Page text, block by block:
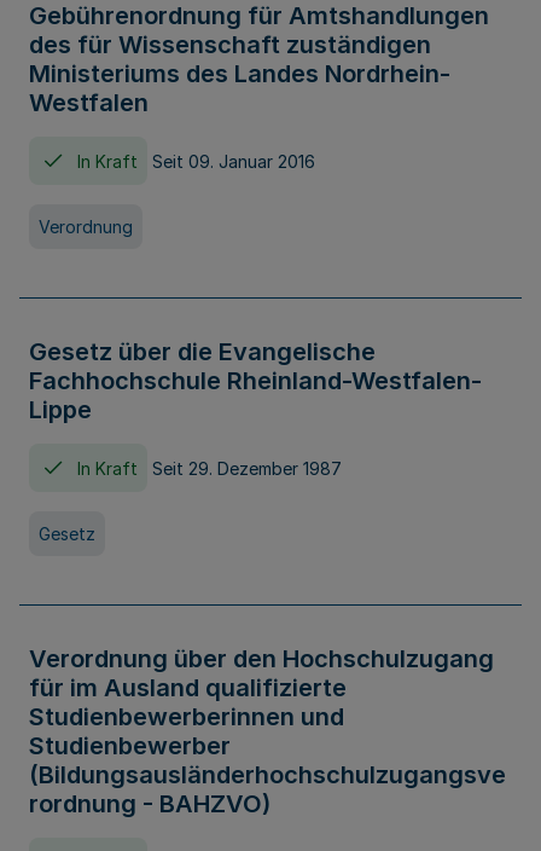
Gebührenordnung für Amtshandlungen
des für Wissenschaft zuständigen
Ministeriums des Landes Nordrhein-
Westfalen
In Kraft Seit 09. Januar 2016
Verordnung
Gesetz über die Evangelische
Fachhochschule Rheinland-Westfalen-
Lippe
In Kraft Seit 29. Dezember 1987
Gesetz
Verordnung über den Hochschulzugang
für im Ausland qualifizierte
Studienbewerberinnen und
Studienbewerber
(Bildungsausländerhochschulzugangsve
rordnung - BAHZVO)